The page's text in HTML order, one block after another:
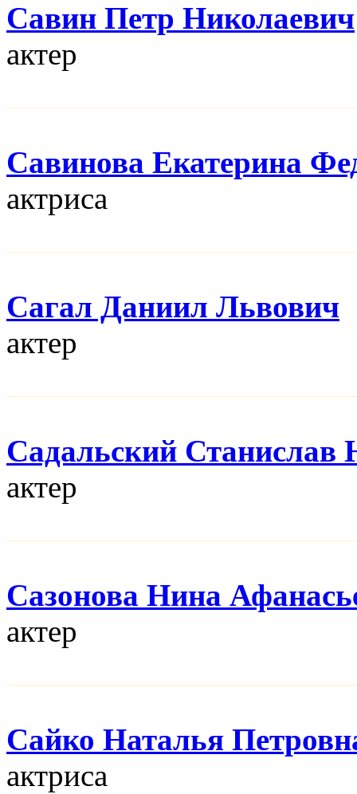
Савин Петр Николаевич
актер
Савинова Екатерина
актриса
Сагал Даниил Львович
актер
Садальский
актер
Сазонова Нина
актер
Сайко Наталья
актриса